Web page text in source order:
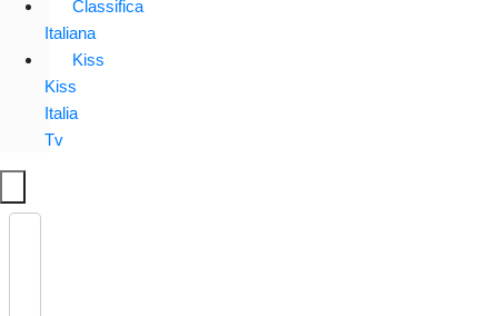
Classifica
Italiana
Kiss
Kiss
Italia
Tv